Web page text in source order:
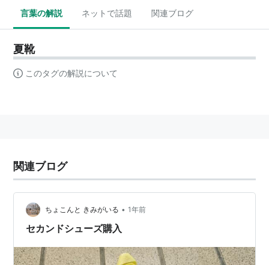
言葉の解説 ネットで話題 関連ブログ
夏靴
このタグの解説について
関連ブログ
ちょこんと きみがいる • 1年前
セカンドシューズ購入